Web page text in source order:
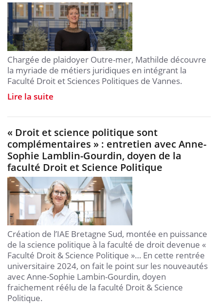
Chargée de plaidoyer Outre-mer, Mathilde découvre
la myriade de métiers juridiques en intégrant la
Faculté Droit et Sciences Politiques de Vannes.
Lire la suite
« Droit et science politique sont
complémentaires » : entretien avec Anne-
Sophie Lamblin-Gourdin, doyen de la
faculté Droit et Science Politique
Création de l’IAE Bretagne Sud, montée en puissance
de la science politique à la faculté de droit devenue «
Faculté Droit & Science Politique »… En cette rentrée
universitaire 2024, on fait le point sur les nouveautés
avec Anne-Sophie Lambin-Gourdin, doyen
fraichement réélu de la faculté Droit & Science
Politique.